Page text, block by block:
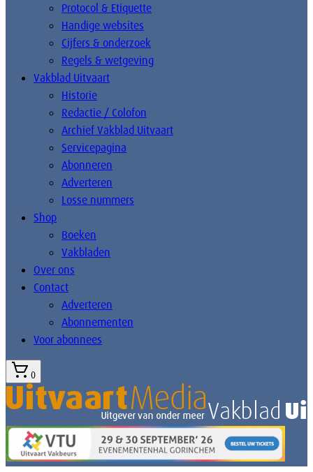
Protocol & Etiquette
Handige websites
Cijfers & onderzoek
Regels & wetgeving
Vakblad Uitvaart
Historie
Redactie / Colofon
Archief Vakblad Uitvaart
Servicepagina
Abonneren
Adverteren
Losse nummers
Shop
Boeken
Vakbladen
Over ons
Contact
Adverteren
Abonnementen
Voor abonnees
0